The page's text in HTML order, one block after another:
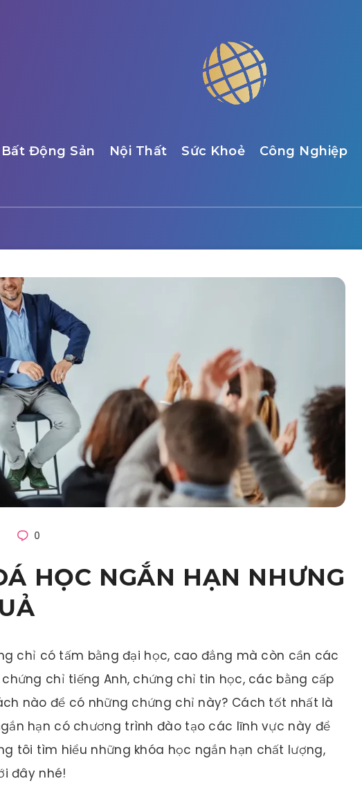
Bất Động Sản Nội Thất Sức Khoẻ Công Nghiệp
0
HỌC NGẮN HẠN NHƯNG
chỉ có tấm bằng đại học, cao đẳng mà còn cần các
chỉ tiếng Anh, chứng chỉ tin học, các bằng cấp
nào để có những chứng chỉ này? Cách tốt nhất là
hạn có chương trình đào tạo các lĩnh vực này để
tôi tìm hiểu những khóa học ngắn hạn chất lượng,
đây nhé!